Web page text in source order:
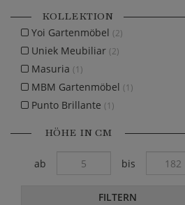
KOLLEKTION
Yoi Gartenmöbel (2)
Uniek Meubiliar (2)
Masuria (1)
MBM Gartenmöbel (1)
Punto Brillante (1)
HÖHE IN CM
ab bis
FILTERN